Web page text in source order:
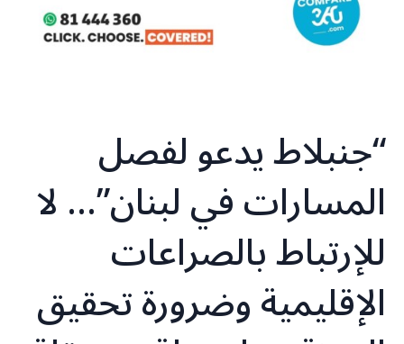
“جنبلاط يدعو لفصل
المسارات في لبنان”… لا
للإرتباط بالصراعات
الإقليمية وضرورة تحقيق